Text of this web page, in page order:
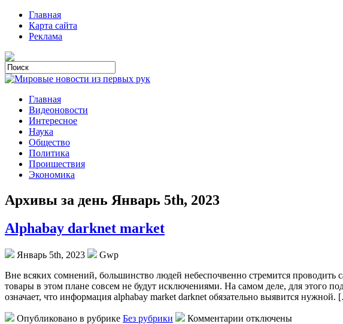
Главная
Карта сайта
Реклама
Главная
Видеоновости
Интересное
Наука
Общество
Политика
Проишествия
Экономика
Архивы за день Январь 5th, 2023
Alphabay darknet market
Январь 5th, 2023
Gwp
Внe всякиx сомнений, большинство людей небеспочвенно стремится
товары в этом плане совсем не будут исключениями. На самом деле, для этого
означает, что информация alphabay market darknet обязательно выявится
Опубликовано в рубрике Без рубрики Комментарии отключены